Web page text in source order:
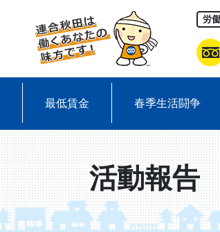
最低賃金 春季生活闘争
活動報告